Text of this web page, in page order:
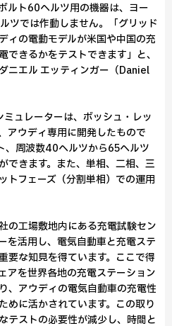
ルト60ヘルツ用の機器は、ヨー
ツでは作動しません。「グリッド
ィの電動モデルが米国や中国の充
きるかをテストできます」と、
ニエル エッティンガー（Daniel
ュレーターは、ボッシュ・レッ
アウディ専用に開発したもので
周波数40ヘルツから65ヘルツ
できます。また、単相、二相、三
トフェーズ（分割単相）での運用
の工場敷地内にある充電試験セン
を活用し、電気自動車と充電ステ
要な知見を得ています。ここで得
アを世界各地の充電ステーション
、アウディの電気自動車の充電性
めに活かされています。この取り
テストの必要性が減少し、時間と